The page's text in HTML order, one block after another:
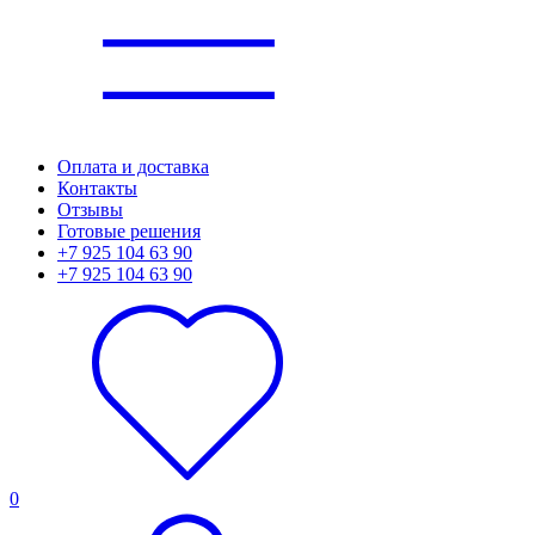
Оплата и доставка
Контакты
Отзывы
Готовые решения
+7 925 104 63 90
+7 925 104 63 90
0